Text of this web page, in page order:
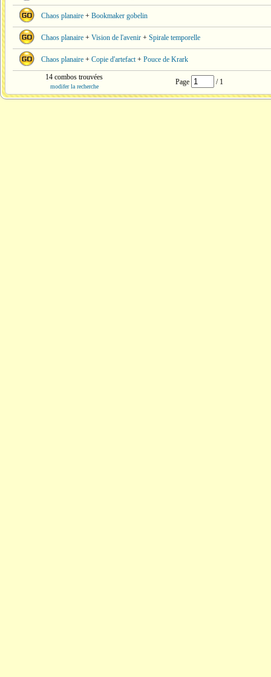
Chaos planaire + Bookmaker gobelin
Chaos planaire + Vision de l'avenir + Spirale temporelle
Chaos planaire + Copie d'artefact+ Pouce de Krark
14 combos trouvées
modifer la recherche
Page / 1